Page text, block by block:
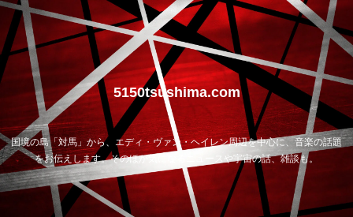
5150tsushima.com
国境の島「対馬」から、エディ・ヴァン・ヘイレン周辺を中心に、音楽の話題
をお伝えします。そのほか気になるニュースや宇宙の話、雑談も。